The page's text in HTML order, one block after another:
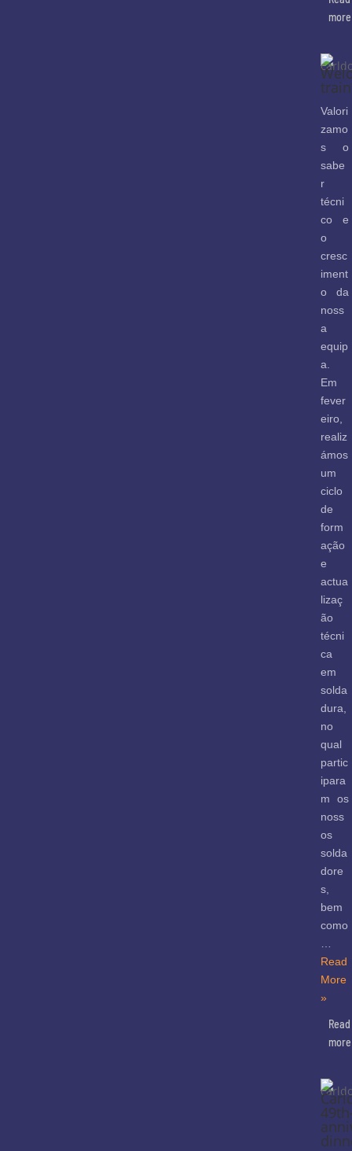
more
Valori
zamo
s o
sabe
r
técni
co e
o
cresc
iment
o da
noss
a
equip
a.
Em
fever
eiro,
realiz
ámos
um
ciclo
de
form
ação
e
actua
lizaç
ão
técni
ca
em
solda
dura,
no
qual
partic
ipara
m os
noss
os
solda
dore
s,
bem
como
Read
More
»
Read
more